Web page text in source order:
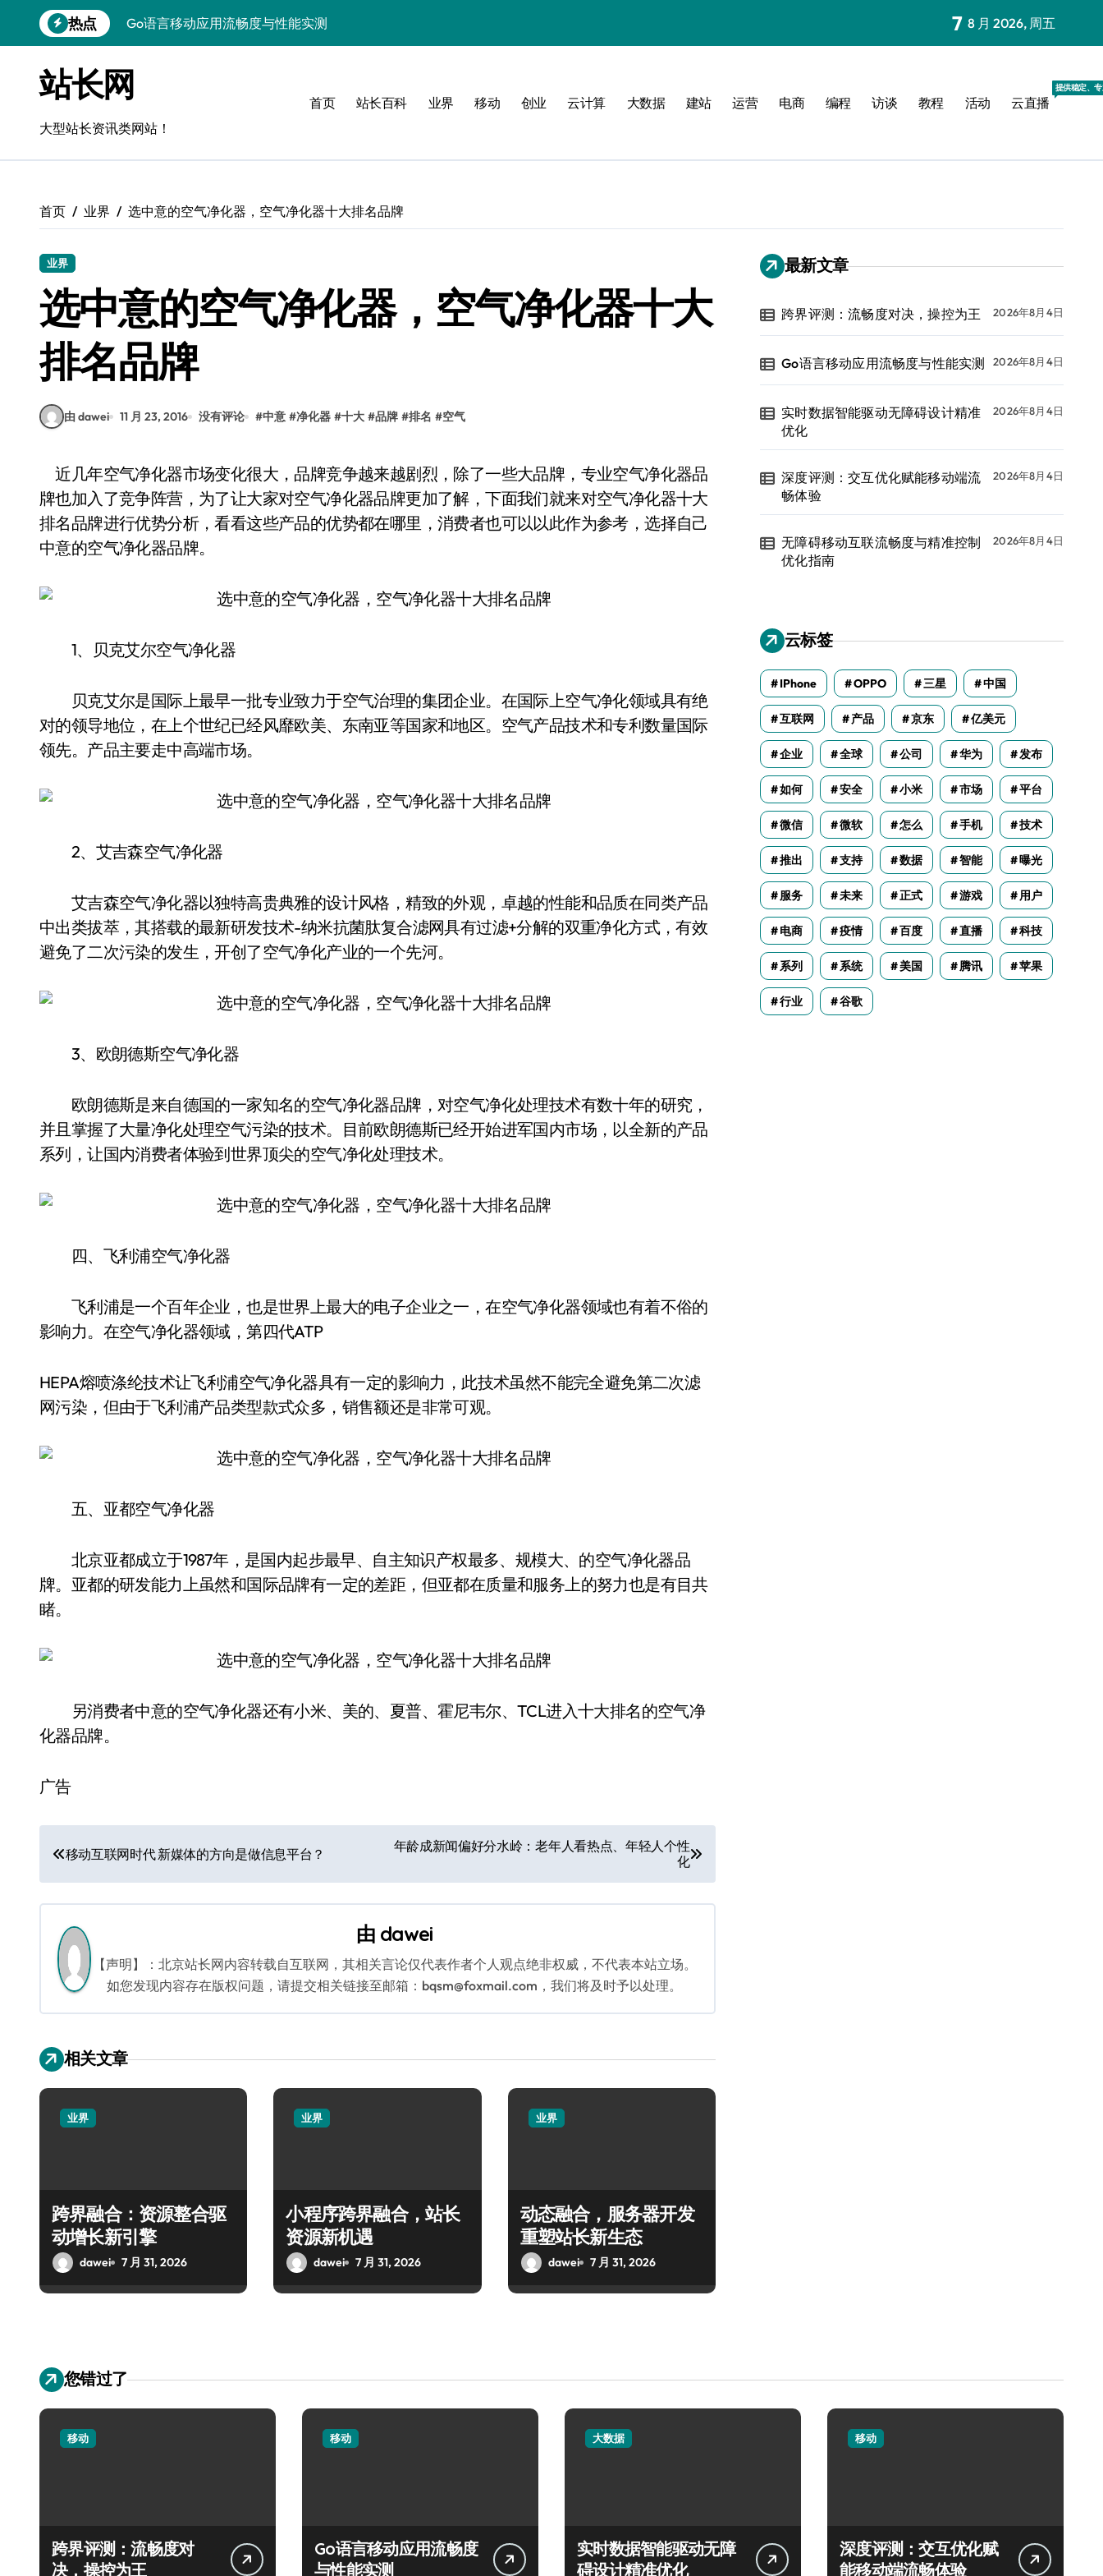
到
热点
Go语言移动应用流畅度与性能实测
深度评测：交互优化赋能移动端流畅体验
无障碍移动互联流畅度与精准控制优化指南
移动互联产品流畅度与精准控制优化实战
移动互联中计算机视觉流畅度与精准度评测
跨界评测：流畅度对决，操控为王
7 8 月 2026, 周五
站长网
大型站长资讯类网站！
首页 站长百科 业界 移动 创业 云计算 大数据 建站 运营 电商 编程 访谈 教程 活动 云直播
提供稳定、
首页 业界 选中意的空气净化器，空气净化器十大排名品牌
业界
选中意的空气净化器，空气净化器十大
排名品牌
由 dawei 11 月 23, 2016 没有评论 #中意 #净化器 #十大 #品牌 #排名 #空气
近几年空气净化器市场变化很大，品牌竞争越来越剧烈，除了一些大品牌，专业空气净化器品
牌也加入了竞争阵营，为了让大家对空气净化器品牌更加了解，下面我们就来对空气净化器十大
排名品牌进行优势分析，看看这些产品的优势都在哪里，消费者也可以以此作为参考，选择自己
中意的空气净化器品牌。
1、贝克艾尔空气净化器
贝克艾尔是国际上最早一批专业致力于空气治理的集团企业。在国际上空气净化领域具有绝
对的领导地位，在上个世纪已经风靡欧美、东南亚等国家和地区。空气产品技术和专利数量国际
领先。产品主要走中高端市场。
2、艾吉森空气净化器
艾吉森空气净化器以独特高贵典雅的设计风格，精致的外观，卓越的性能和品质在同类产品
中出类拔萃，其搭载的最新研发技术-纳米抗菌肽复合滤网具有过滤+分解的双重净化方式，有效
避免了二次污染的发生，开创了空气净化产业的一个先河。
3、欧朗德斯空气净化器
欧朗德斯是来自德国的一家知名的空气净化器品牌，对空气净化处理技术有数十年的研究，
并且掌握了大量净化处理空气污染的技术。目前欧朗德斯已经开始进军国内市场，以全新的产品
系列，让国内消费者体验到世界顶尖的空气净化处理技术。
四、飞利浦空气净化器
飞利浦是一个百年企业，也是世界上最大的电子企业之一，在空气净化器领域也有着不俗的
影响力。在空气净化器领域，第四代ATP
HEPA熔喷涤纶技术让飞利浦空气净化器具有一定的影响力，此技术虽然不能完全避免第二次滤
网污染，但由于飞利浦产品类型款式众多，销售额还是非常可观。
五、亚都空气净化器
北京亚都成立于1987年，是国内起步最早、自主知识产权最多、规模大、的空气净化器品
牌。亚都的研发能力上虽然和国际品牌有一定的差距，但亚都在质量和服务上的努力也是有目共
睹。
另消费者中意的空气净化器还有小米、美的、夏普、霍尼韦尔、TCL进入十大排名的空气净
化器品牌。
广告
文
章
导
航
移动互联网时代 新媒体的方向是做信息平台？
年龄成新闻偏好分水岭：老年人看热点、年轻人个性
化
由 dawei
【声明】：北京站长网内容转载自互联网，其相关言论仅代表作者个人观点绝非权威，不代表本站立场。
如您发现内容存在版权问题，请提交相关链接至邮箱：bqsm@foxmail.com，我们将及时予以处理。
相关文章
业界
跨界融合：资源整合驱
动增长新引擎
dawei 7 月 31, 2026
业界
小程序跨界融合，站长
资源新机遇
dawei 7 月 31, 2026
业界
动态融合，服务器开发
重塑站长新生态
dawei 7 月 31, 2026
最新文章
跨界评测：流畅度对决，操控为王 2026年8月4日
Go语言移动应用流畅度与性能实测 2026年8月4日
实时数据智能驱动无障碍设计精准
优化
2026年8月4日
深度评测：交互优化赋能移动端流
畅体验
2026年8月4日
无障碍移动互联流畅度与精准控制
优化指南
2026年8月4日
云标签
IPhone OPPO 三星 中国
互联网 产品 京东 亿美元
企业 全球 公司 华为 发布
如何 安全 小米 市场 平台
微信 微软 怎么 手机 技术
推出 支持 数据 智能 曝光
服务 未来 正式 游戏 用户
电商 疫情 百度 直播 科技
系列 系统 美国 腾讯 苹果
行业 谷歌
您错过了
移动
跨界评测：流畅度对
决，操控为王
移动
Go语言移动应用流畅度
与性能实测
大数据
实时数据智能驱动无障
碍设计精准优化
移动
深度评测：交互优化赋
能移动端流畅体验